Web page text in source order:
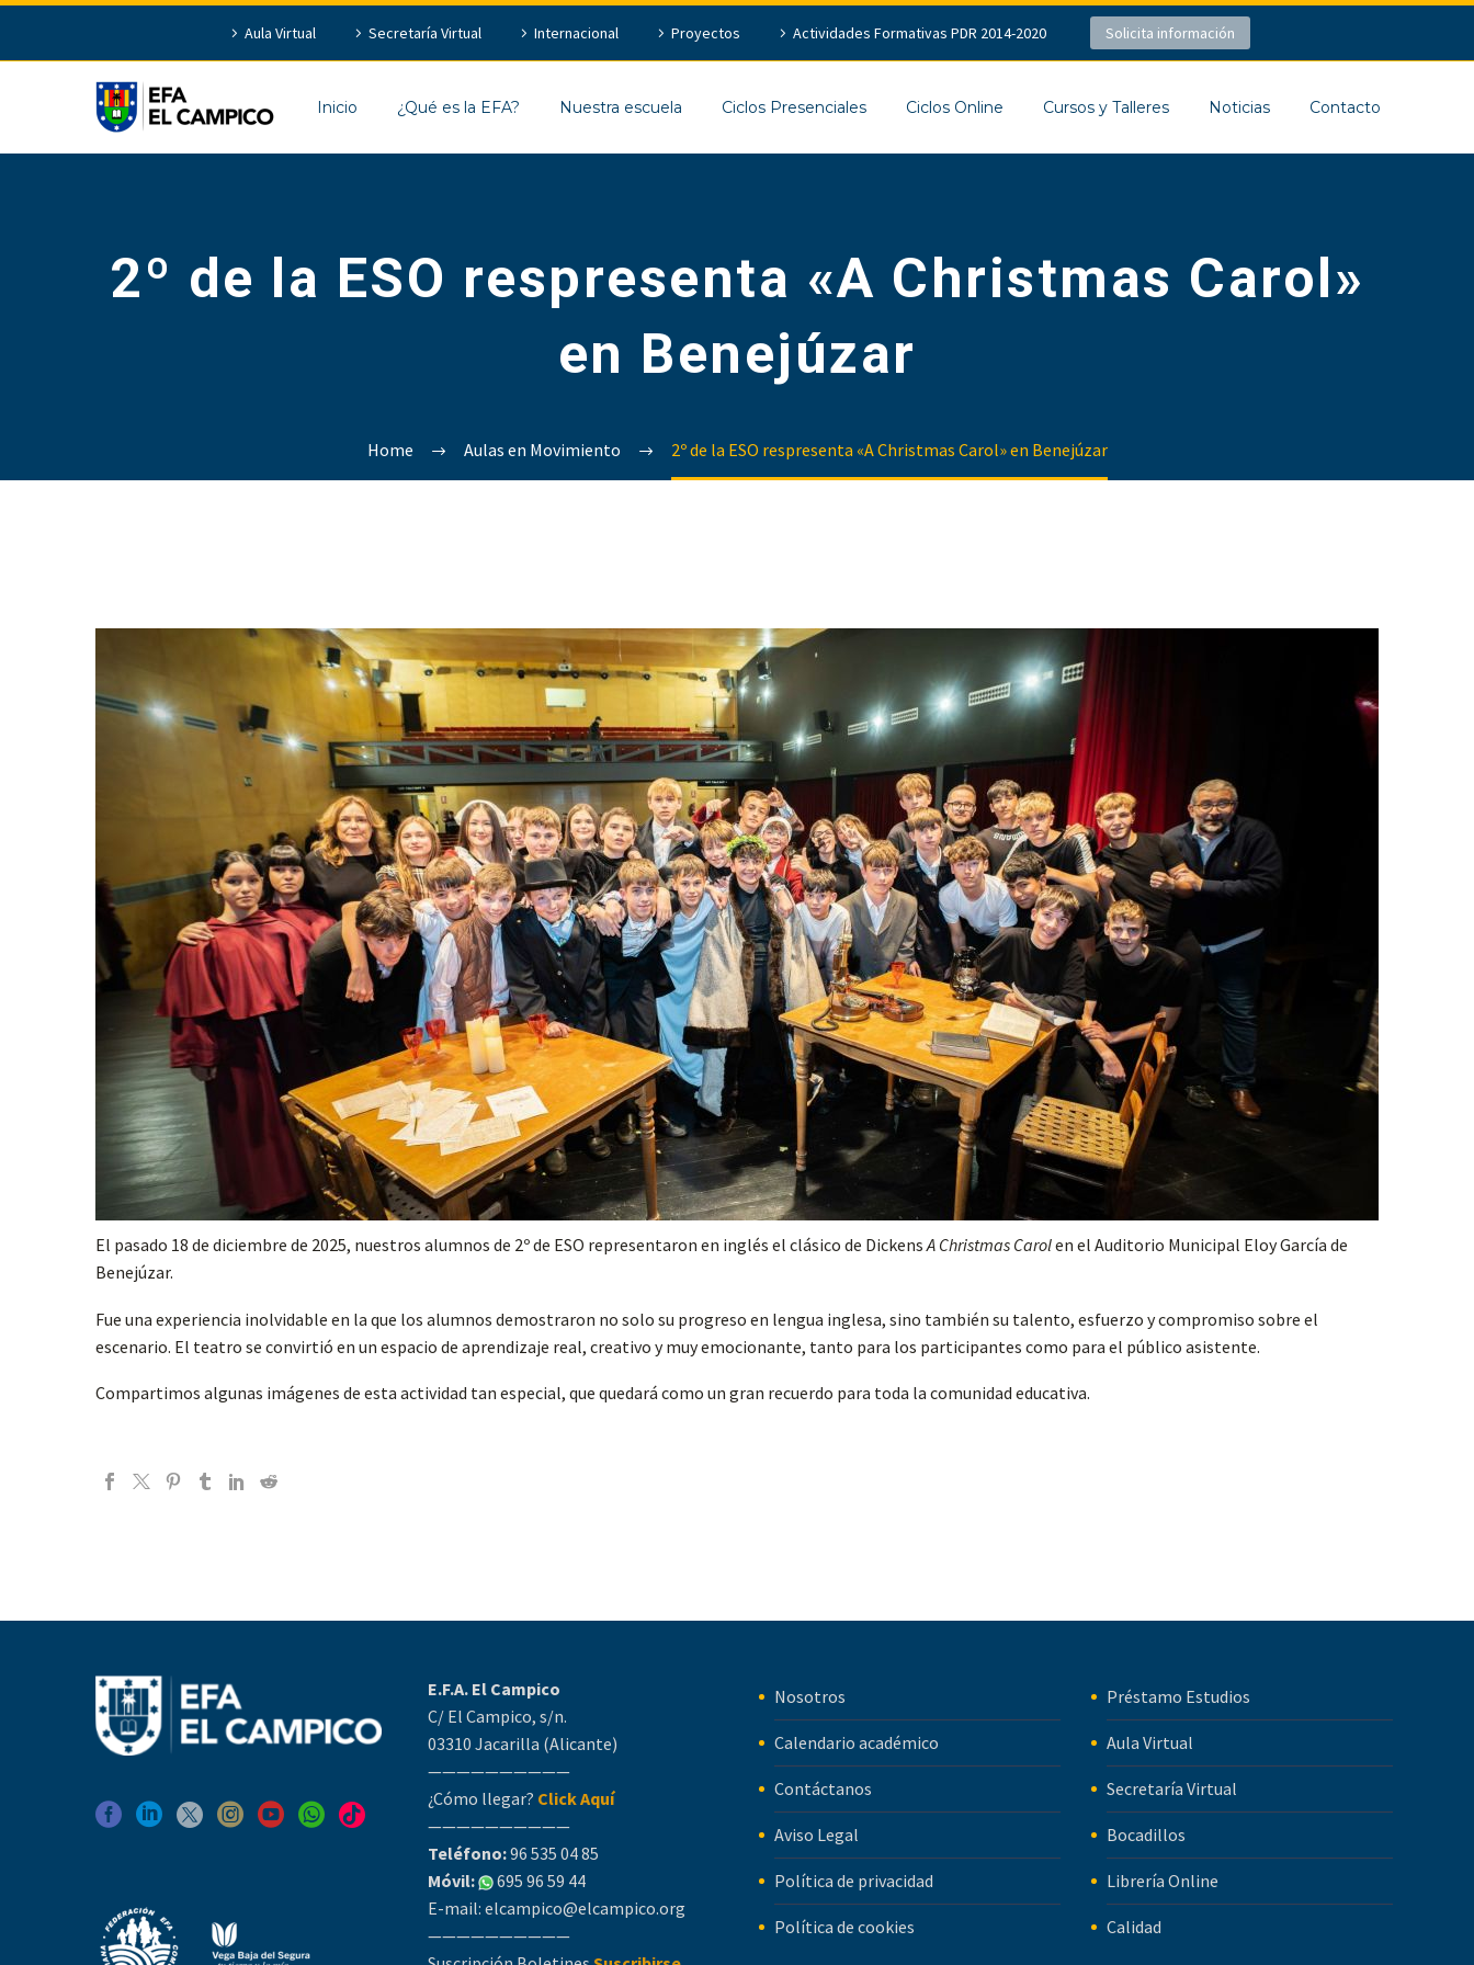
Aula Virtual Secretaría Virtual Internacional Proyectos Actividades Formativas PDR 2014-2020 Solicita información
Inicio ¿Qué es la EFA? Nuestra escuela Ciclos Presenciales Ciclos Online Cursos y Talleres Noticias Contacto
2º de la ESO respresenta «A Christmas Carol»
en Benejúzar
Home Aulas en Movimiento 2º de la ESO respresenta «A Christmas Carol» en Benejúzar
El pasado 18 de diciembre de 2025, nuestros alumnos de 2º de ESO representaron en inglés el clásico de DickensA Christmas Carolen el Auditorio Municipal Eloy García de
Benejúzar.
Fue una experiencia inolvidable en la que los alumnos demostraron no solo su progreso en lengua inglesa, sino también su talento, esfuerzo y compromiso sobre el
escenario. El teatro se convirtió en un espacio de aprendizaje real, creativo y muy emocionante, tanto para los participantes como para el público asistente.
Compartimos algunas imágenes de esta actividad tan especial, que quedará como un gran recuerdo para toda la comunidad educativa.
E.F.A. El Campico
C/ El Campico, s/n.
03310 Jacarilla (Alicante)
——————————
¿Cómo llegar? Click Aquí
——————————
Teléfono:96 535 04 85
Móvil:
695 96 59 44
E-mail: elcampico@elcampico.org
——————————
Nosotros
Calendario académico
Contáctanos
Aviso Legal
Política de privacidad
Política de cookies
Préstamo Estudios
Aula Virtual
Secretaría Virtual
Bocadillos
Librería Online
Calidad